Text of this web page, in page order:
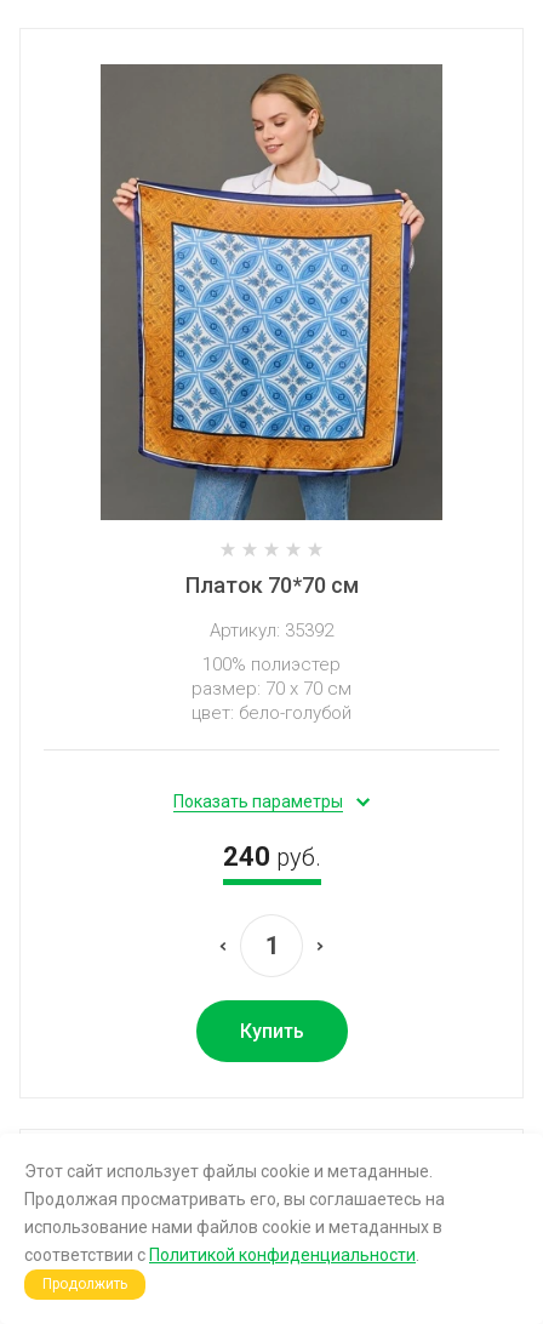
Платок 70*70 см
Артикул: 35392
100% полиэстер
размер: 70 х 70 см
цвет: бело-голубой
Показать параметры
240 руб.
Купить
Этот сайт использует файлы cookie и метаданные.
Продолжая просматривать его, вы соглашаетесь на
использование нами файлов cookie и метаданных в
соответствии с Политикой конфиденциальности
Продолжить